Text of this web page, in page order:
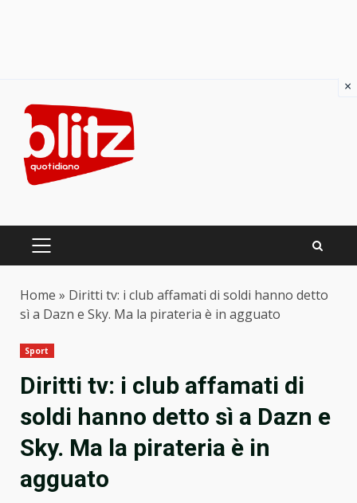
content
PRIMARY
Home » Diritti tv: i club affamati di soldi hanno detto
sì a Dazn e Sky. Ma la pirateria è in agguato
Sport
Diritti tv: i club affamati di
soldi hanno detto sì a Dazn e
Sky. Ma la pirateria è in
agguato
×